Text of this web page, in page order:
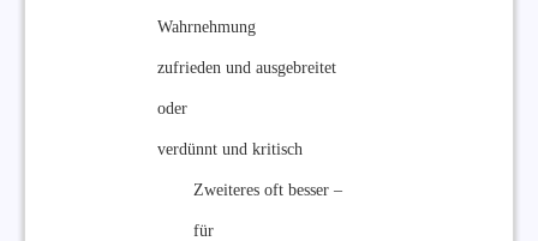
Wahrnehmung
zufrieden und ausgebreitet
oder
verdünnt und kritisch
Zweiteres oft besser –
für